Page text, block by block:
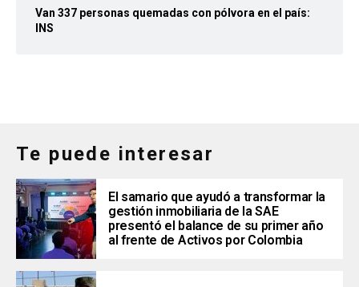
Van 337 personas quemadas con pólvora en el país:
INS
Te puede interesar
El samario que ayudó a transformar la
gestión inmobiliaria de la SAE
presentó el balance de su primer año
al frente de Activos por Colombia